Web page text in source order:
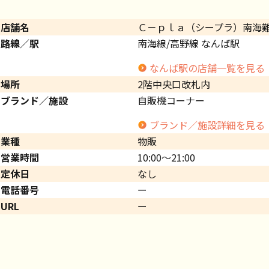
店舗名
Ｃ－ｐｌａ（シープラ）南海
路線／駅
南海線/高野線 なんば駅
なんば駅の店舗一覧を見る
場所
2階中央口改札内
ブランド／施設
自販機コーナー
ブランド／施設詳細を見る
業種
物販
営業時間
10:00～21:00
定休日
なし
電話番号
ー
URL
ー